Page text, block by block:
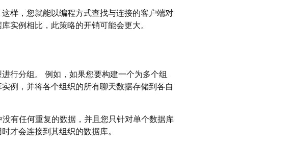
样，您就能以编程方式查找与连接的客户端对
实例相比，此策略的开销可能会更大。
行分组。 例如，如果您要构建一个为多个组
例，并将各个组织的所有聊天数据存储到各自
有任何重复的数据，并且您只针对单个数据库
才会连接到其组织的数据库。